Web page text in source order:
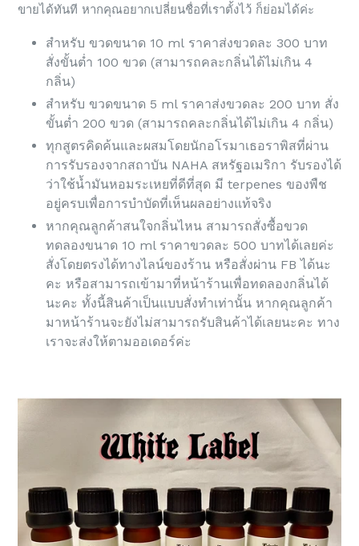
ขายได้ทันที หากคุณอยากเปลี่ยนชื่อที่เราตั้งไว้ ก็ย่อมได้ค่ะ
สำหรับ ขวดขนาด 10 ml ราคาส่งขวดละ 300 บาท
สั่งขั้นต่ำ 100 ขวด (สามารถคละกลิ่นได้ไม่เกิน 4
กลิ่น)
สำหรับ ขวดขนาด 5 ml ราคาส่งขวดละ 200 บาท สั่ง
ขั้นต่ำ 200 ขวด (สามารถคละกลิ่นได้ไม่เกิน 4 กลิ่น)
ทุกสูตรคิดค้นและผสมโดยนักอโรมาเธอราพิสที่ผ่าน
การรับรองจากสถาบัน NAHA สหรัฐอเมริกา รับรองได้
ว่าใช้น้ำมันหอมระเหยที่ดีที่สุด มี terpenes ของพืช
อยู่ครบเพื่อการบำบัดที่เห็นผลอย่างแท้จริง
หากคุณลูกค้าสนใจกลิ่นไหน สามารถสั่งซื้อขวด
ทดลองขนาด 10 ml ราคาขวดละ 500 บาทได้เลยค่ะ
สั่งโดยตรงได้ทางไลน์ของร้าน หรือสั่งผ่าน FB ได้นะ
คะ หรือสามารถเข้ามาที่หน้าร้านเพื่อทดลองกลิ่นได้
นะคะ ทั้งนี้สินค้าเป็นแบบสั่งทำเท่านั้น หากคุณลูกค้า
มาหน้าร้านจะยังไม่สามารถรับสินค้าได้เลยนะคะ ทาง
เราจะส่งให้ตามออเดอร์ค่ะ